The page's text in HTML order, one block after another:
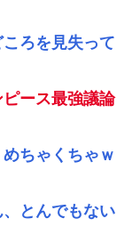
ころを見失って
ピース最強議論
ちゃくちゃｗ
、とんでもない